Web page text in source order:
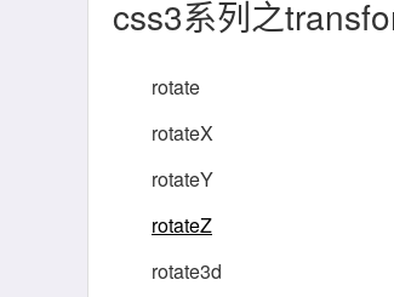
css3系列之
rotate
rotateX
rotateY
rotateZ
rotate3d